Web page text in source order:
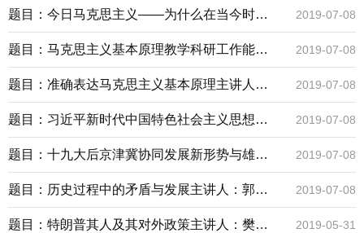
意义主讲人：张新地点：马克思主义学院206
题目：今日马克思主义——为什么在当今时代
我们需要学习马克思主义？主讲人：王新生地
点：马克思主义学院208
2019-07-08
题目：马克思主义基本原理教学科研工作能力
训练营第一期名家讲座主讲人：寇清杰地点：
马克思主义学院208教室
2019-07-08
题目：准确表达马克思主义基本原理主讲人：
余斌地点：马克思主义学院208教室
2019-07-08
题目：习近平新时代中国特色社会主义思想的
科学内涵与理论意蕴主讲人：王钰鑫地点：马
克思主义学院208教室
2019-07-08
题目：十九大后京津冀协同发展新形势与雄安
新区重大战略选择主讲人：张贵地点：马克思
主义学院208教室
2019-07-08
题目：历史过程中的矛盾与发展主讲人：郭湛
地点：马克思主义学院208教室
2019-07-08
题目：特朗普其人及其对外政策主讲人：樊高 2019-05-31